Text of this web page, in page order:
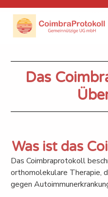
Das
Was ist das
Das Coimbraprotokoll
orthomolekulare Therapie,
gegen